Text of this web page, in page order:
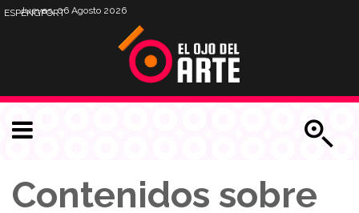
Jueves, 06 Agosto 2026
ESPENGPORT
Contenidos sobre